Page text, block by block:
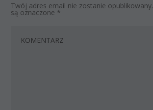
Twój adres email nie zostanie opublikowany.
są oznaczone *